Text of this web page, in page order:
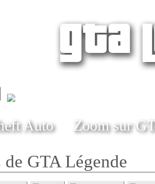
Auto Zoom sur
de GTA Légende